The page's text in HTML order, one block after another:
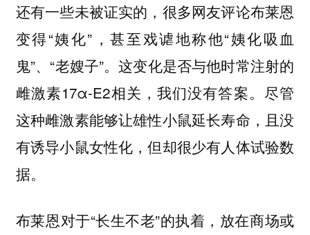
还有一些未被证实的，很多网友评论布莱恩
变得“姨化”，甚至戏谑地称他“姨化吸血
鬼”、“老嫂子”。这变化是否与他时常注射的
雌激素17α-E2相关，我们没有答案。尽管
这种雌激素能够让雄性小鼠延长寿命，且没
有诱导小鼠女性化，但却很少有人体试验数
据。
布莱恩对于“长生不老”的执着，放在商场或